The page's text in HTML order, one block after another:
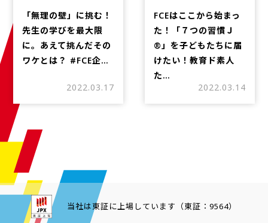
「無理の壁」に挑む！
先生の学びを最大限
に。あえて挑んだその
ワケとは？ #FCE企…
2022.03.17
FCEはここから始まっ
た！「７つの習慣Ｊ
®」を子どもたちに届
けたい！教育ド素人
た…
2022.03.14
当社は東証に上場しています（東証：9564）